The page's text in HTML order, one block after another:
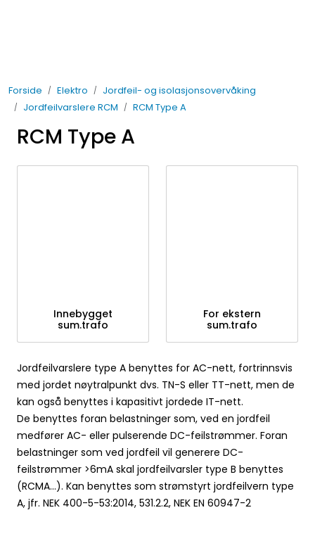
Forside Elektro
Jordfeil- og isolasjonsovervåking
Jordfeilvarslere RCM
RCM Type A
RCM Type A
Innebygget
sum.trafo
For ekstern
sum.trafo
Jordfeilvarslere type A benyttes for AC-nett, fortrinnsvis
med jordet nøytralpunkt dvs. TN-S eller TT-nett, men de
kan også benyttes i kapasitivt jordede IT-nett.
De benyttes foran belastninger som, ved en jordfeil
medfører AC- eller pulserende DC-feilstrømmer. Foran
belastninger som ved jordfeil vil generere DC-
feilstrømmer >6mA skal jordfeilvarsler type B benyttes
(RCMA...). Kan benyttes som strømstyrt jordfeilvern type
A, jfr. NEK 400-5-53:2014, 531.2.2, NEK EN 60947-2
Fabrikkautomatisering
Prosessautomatisering